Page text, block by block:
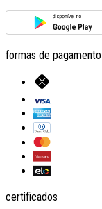
formas de pagamento
certificados